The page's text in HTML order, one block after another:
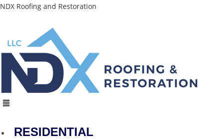
Skip
NDX Roofing and Restoration
Menu
RESIDENTIAL